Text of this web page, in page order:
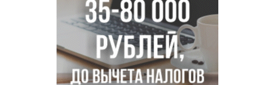
Секрет при выборе макарон раскрыла новосибирцам
эксперт Ольга Широкова